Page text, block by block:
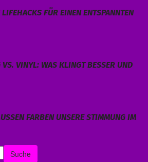
FÜR EINEN ENTSPANNTEN
VS. VINYL: WAS KLINGT BESSER UND
FARBEN UNSERE STIMMUNG IM